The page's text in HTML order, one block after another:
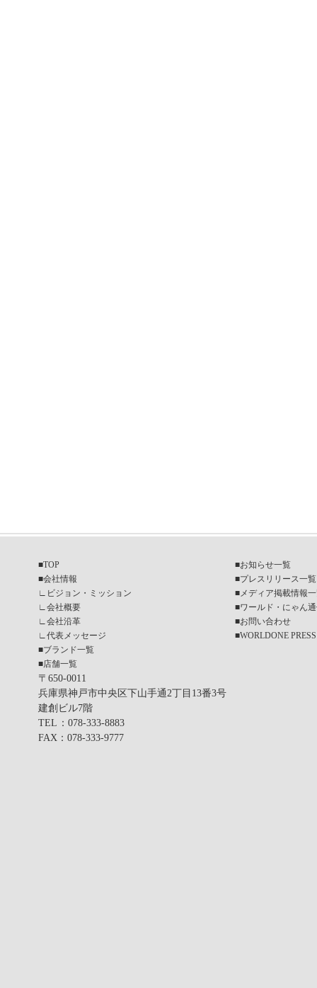
■TOP
■会社情報
∟
ビジョン・ミッション
∟ 会社概要
∟ 会社沿革
∟ 代表メッセージ
■ブランド一覧
■店舗一覧
■お知らせ一覧
■プレスリリース一覧
■ メディア掲載情報
■ワールド・にゃん
■お問い合わせ
■WORLDONE PRESS
〒650-0011
兵庫県神戸市中央区下山手通2丁目13番3号
建創ビル7階
TEL ：078-333-8883
FAX ：078-333-9777